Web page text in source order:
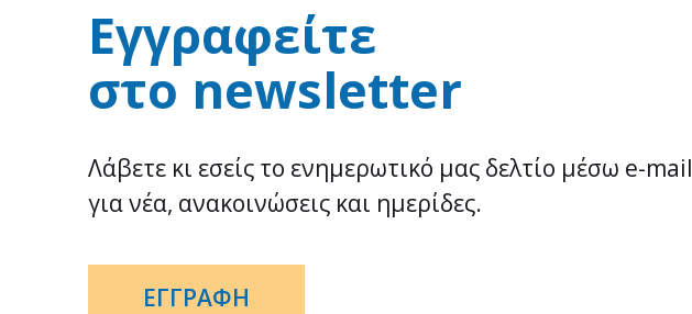
Εγγραφείτε
στο newsletter
Λάβετε κι εσείς το ενημερωτικό μας δελτίο μέσω e-mail
για νέα, ανακοινώσεις και ημερίδες.
ΕΓΓΡΑΦΗ